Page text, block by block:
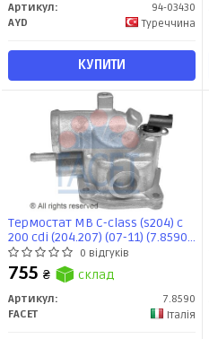
Артикул:
94-03430
AYD
Туреччина
КУПИТИ
Термостат MB C-class (s204) c
200 cdi (204.207) (07-11) (7.8590)
Facet
0 відгуків
755 ₴ склад
Артикул:
7.8590
FACET
Італія